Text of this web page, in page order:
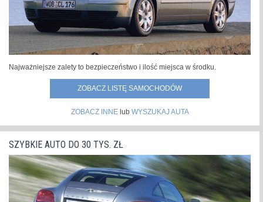
Najważniejsze zalety to bezpieczeństwo i ilość miejsca w środku.
ZOBACZ LISTĘ SAMOCHODÓW
ZOBACZ INNElub WYSZUKAJ AUTA
SZYBKIE AUTO DO 30 TYS. ZŁ